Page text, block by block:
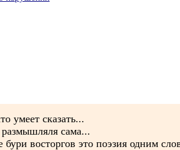
умеет сказать...
сама...
восторгов это поэзия одним